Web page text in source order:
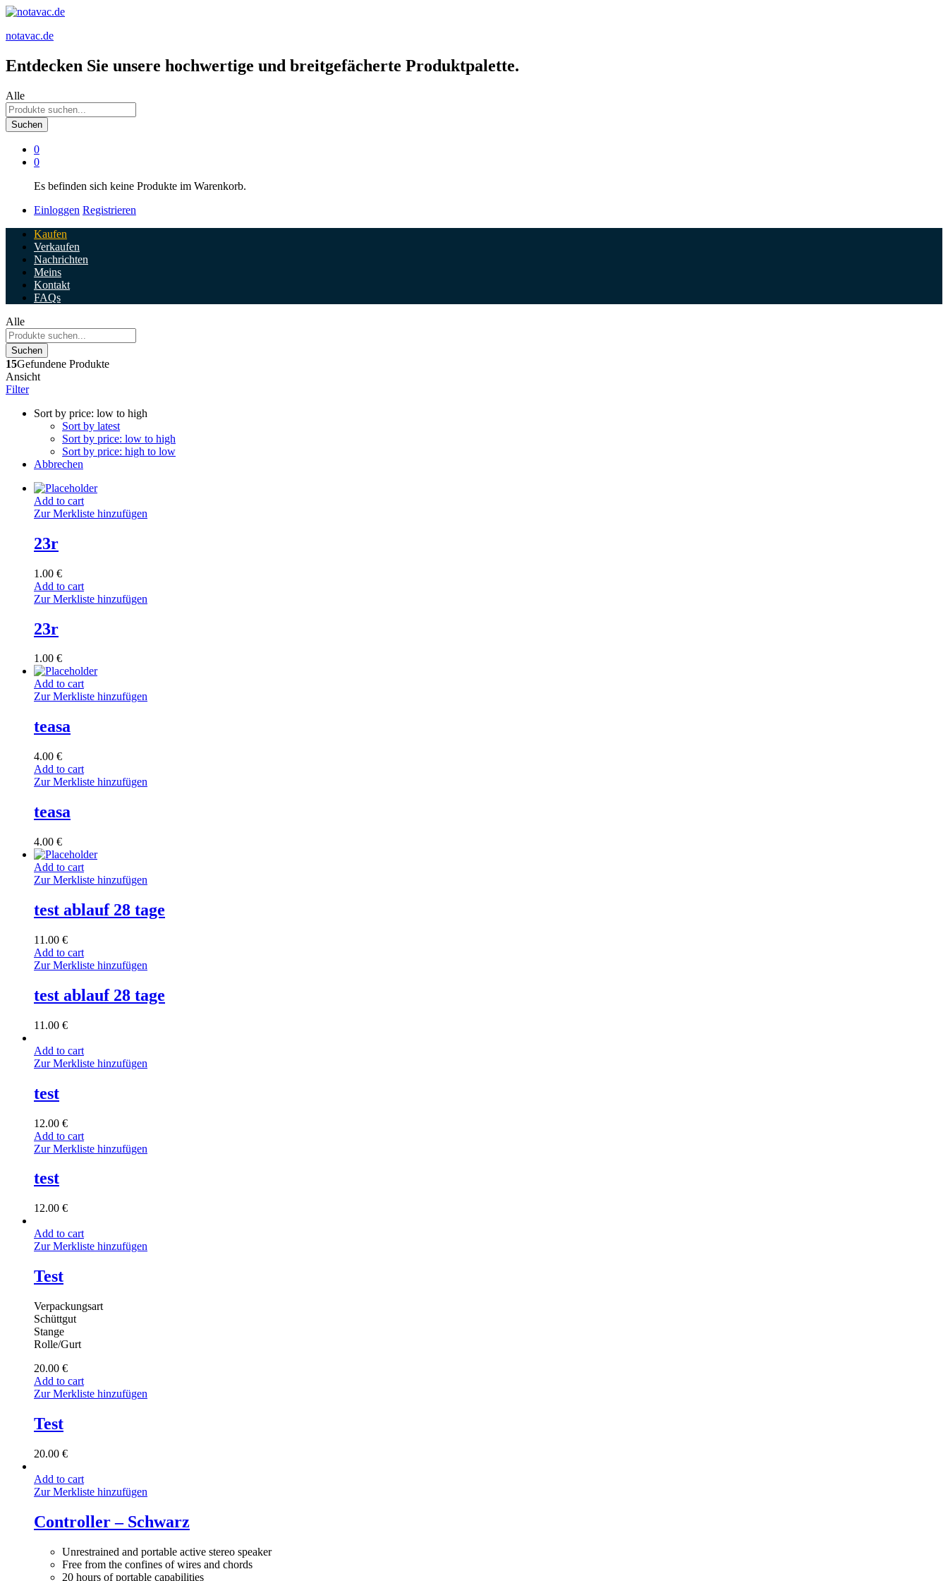
notavac.de
Entdecken Sie unsere hochwertige und breitgefächerte Produktpalette.
Alle
Suchen
0
0
Es befinden sich keine Produkte im Warenkorb.
Einloggen Registrieren
Kaufen
Verkaufen
Nachrichten
Meins
Kontakt
FAQs
Alle
Suchen
15Gefundene Produkte
Ansicht
Filter
Sort by price: low to high
Sort by latest
Sort by price: low to high
Sort by price: high to low
Abbrechen
Add to cart
Zur Merkliste hinzufügen
23r
1.00 €
Add to cart
Zur Merkliste hinzufügen
23r
1.00 €
Add to cart
Zur Merkliste hinzufügen
teasa
4.00 €
Add to cart
Zur Merkliste hinzufügen
teasa
4.00 €
Add to cart
Zur Merkliste hinzufügen
test ablauf 28 tage
11.00 €
Add to cart
Zur Merkliste hinzufügen
test ablauf 28 tage
11.00 €
Add to cart
Zur Merkliste hinzufügen
test
12.00 €
Add to cart
Zur Merkliste hinzufügen
test
12.00 €
Add to cart
Zur Merkliste hinzufügen
Test
Verpackungsart
Schüttgut
Stange
Rolle/Gurt
20.00 €
Add to cart
Zur Merkliste hinzufügen
Test
20.00 €
Add to cart
Zur Merkliste hinzufügen
Controller – Schwarz
Unrestrained and portable active stereo speaker
Free from the confines of wires and chords
20 hours of portable capabilities